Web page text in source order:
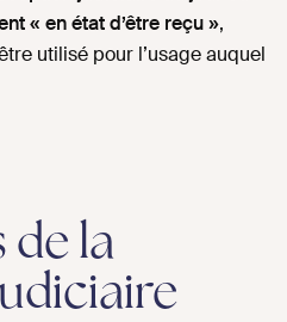
« en état d’être reçu »,
utilisé pour l’usage auquel
de la